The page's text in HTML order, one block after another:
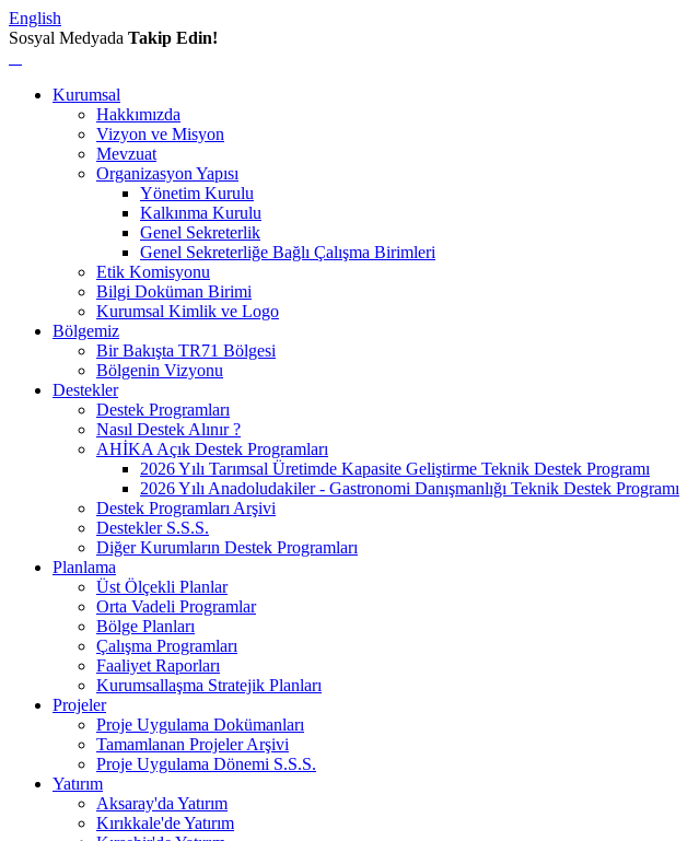
English
Sosyal Medyada Takip Edin!
Kurumsal
Hakkımızda
Vizyon ve Misyon
Mevzuat
Organizasyon Yapısı
Yönetim Kurulu
Kalkınma Kurulu
Genel Sekreterlik
Genel Sekreterliğe Bağlı Çalışma Birimleri
Etik Komisyonu
Bilgi Doküman Birimi
Kurumsal Kimlik ve Logo
Bölgemiz
Bir Bakışta TR71 Bölgesi
Bölgenin Vizyonu
Destekler
Destek Programları
Nasıl Destek Alınır ?
AHİKA Açık Destek Programları
2026 Yılı Tarımsal Üretimde Kapasite Geliştirme Teknik Destek Programı
2026 Yılı Anadoludakiler - Gastronomi Danışmanlığı Teknik Destek Programı
Destek Programları Arşivi
Destekler S.S.S.
Diğer Kurumların Destek Programları
Planlama
Üst Ölçekli Planlar
Orta Vadeli Programlar
Bölge Planları
Çalışma Programları
Faaliyet Raporları
Kurumsallaşma Stratejik Planları
Projeler
Proje Uygulama Dokümanları
Tamamlanan Projeler Arşivi
Proje Uygulama Dönemi S.S.S.
Yatırım
Aksaray'da Yatırım
Kırıkkale'de Yatırım